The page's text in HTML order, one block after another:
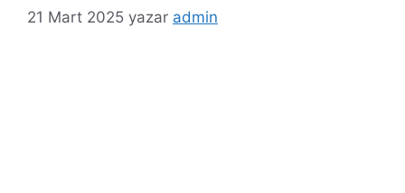
21 Mart 2025 yazar admin